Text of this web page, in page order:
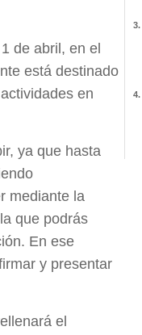
de abril, en el
está destinado
en
ya que hasta
mediante la
que podrás
En ese
y presentar
el